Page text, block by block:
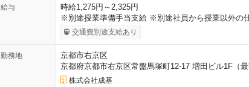
給与
時給1,275円～2,325円
※別途授業準備手当支給 ※別途社員から授業以外の
交通費別途支給あり
勤務地
京都市右京区
京都府京都市右京区常盤馬塚町12-17 増田ビル1F（
株式会社成基